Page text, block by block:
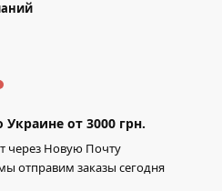
Украине от 3000 грн.
через Новую Почту
отправим заказы сегодня